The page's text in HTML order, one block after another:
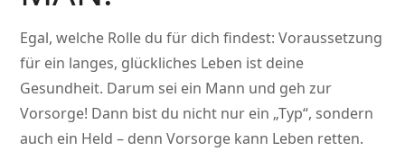
Egal, welche Rolle du für dich findest: Voraussetzung
für ein langes, glückliches Leben ist deine
Gesundheit. Darum sei ein Mann und geh zur
Vorsorge! Dann bist du nicht nur ein „Typ“, sondern
auch ein Held – denn Vorsorge kann Leben retten.